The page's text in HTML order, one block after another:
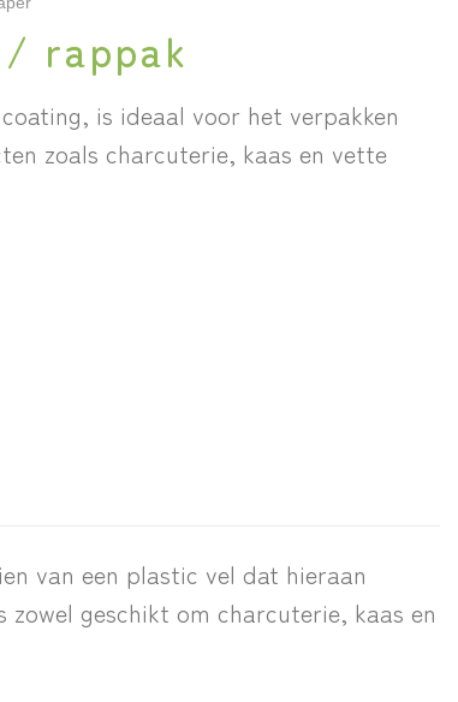
rappak
is ideaal voor het verpakken
zoals charcuterie, kaas en vette
van een plastic vel dat hieraan
geschikt om charcuterie, kaas en